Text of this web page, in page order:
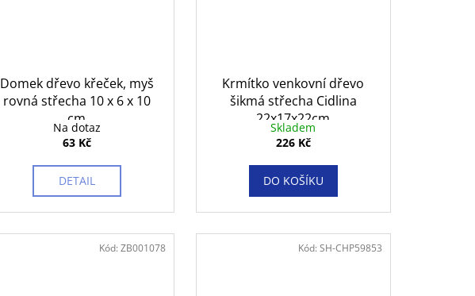
Domek dřevo křeček, myš
rovná střecha 10 x 6 x 10
cm
Na dotaz
63 Kč
DETAIL
Krmítko venkovní dřevo
šikmá střecha Cidlina
22x17x22cm
Skladem
226 Kč
DO KOŠÍKU
Kód: ZB001078 Kód: SH-CHP59853